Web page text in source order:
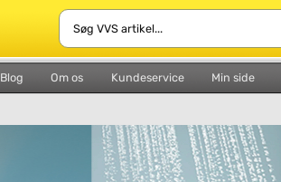
Blog Om os Kundeservice Min side